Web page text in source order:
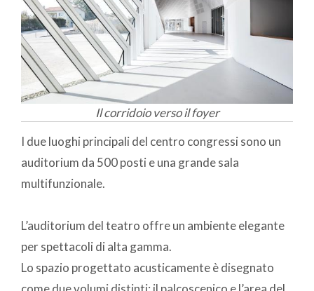
Il corridoio verso il foyer
I due luoghi principali del centro congressi sono un
auditorium da 500 posti e una grande sala
multifunzionale.
L’auditorium del teatro offre un ambiente elegante
per spettacoli di alta gamma.
Lo spazio progettato acusticamente è disegnato